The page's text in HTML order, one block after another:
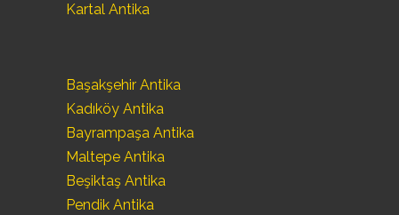
Kartal Antika
Başakşehir Antika
Kadıköy Antika
Bayrampaşa Antika
Maltepe Antika
Beşiktaş Antika
Pendik Antika